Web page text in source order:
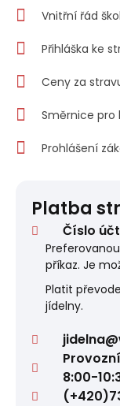
Vnitřní řád
Přihláška ke
Ceny za
Směrnice pro
Prohlášení
Platba
Číslo
příkaz. Je
Platit
jídelny.
8:00-